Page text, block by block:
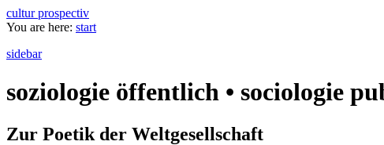
cultur prospectiv
You are here: start
sidebar
soziologie öffentlich • sociologie
Zur Poetik der Weltgesellschaft